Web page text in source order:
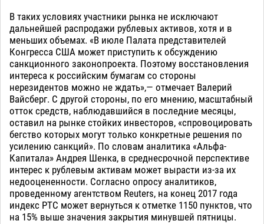
В таких условиях участники рынка не исключают
дальнейшей распродажи рублевых активов, хотя и в
меньших объемах. «В июле Палата представителей
Конгресса США может приступить к обсуждению
санкционного законопроекта. Поэтому восстановления
интереса к российским бумагам со стороны
нерезидентов можно не ждать»,— отмечает Валерий
Вайсберг. С другой стороны, по его мнению, масштабный
отток средств, наблюдавшийся в последние месяцы,
оставил на рынке стойких инвесторов, «спровоцировать
бегство которых могут только конкретные решения по
усилению санкций». По словам аналитика «Альфа-
Капитала» Андрея Шенка, в среднесрочной перспективе
интерес к рублевым активам может вырасти из-за их
недооцененности. Согласно опросу аналитиков,
проведенному агентством Reuters, на конец 2017 года
индекс РТС может вернуться к отметке 1150 пунктов, что
на 15% выше значения закрытия минувшей пятницы.